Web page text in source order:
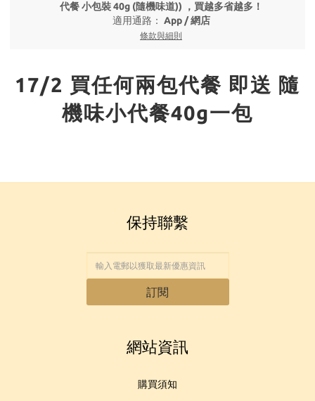
代餐 小包裝 40g (隨機味道)) ，買越多省越多！
適用通路： App / 網店
條款與細則
17/2 買任何兩包代餐 即送 隨
機味小代餐40g一包
保持聯繫
訂閱
網站資訊
購買須知